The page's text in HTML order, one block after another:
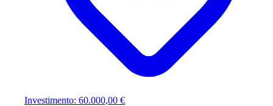
Investimento: 60.000,00 €